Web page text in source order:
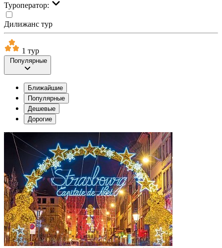
Туроператор:
Дилижанс тур
1 тур
Популярные
Ближайшие
Популярные
Дешевые
Дорогие